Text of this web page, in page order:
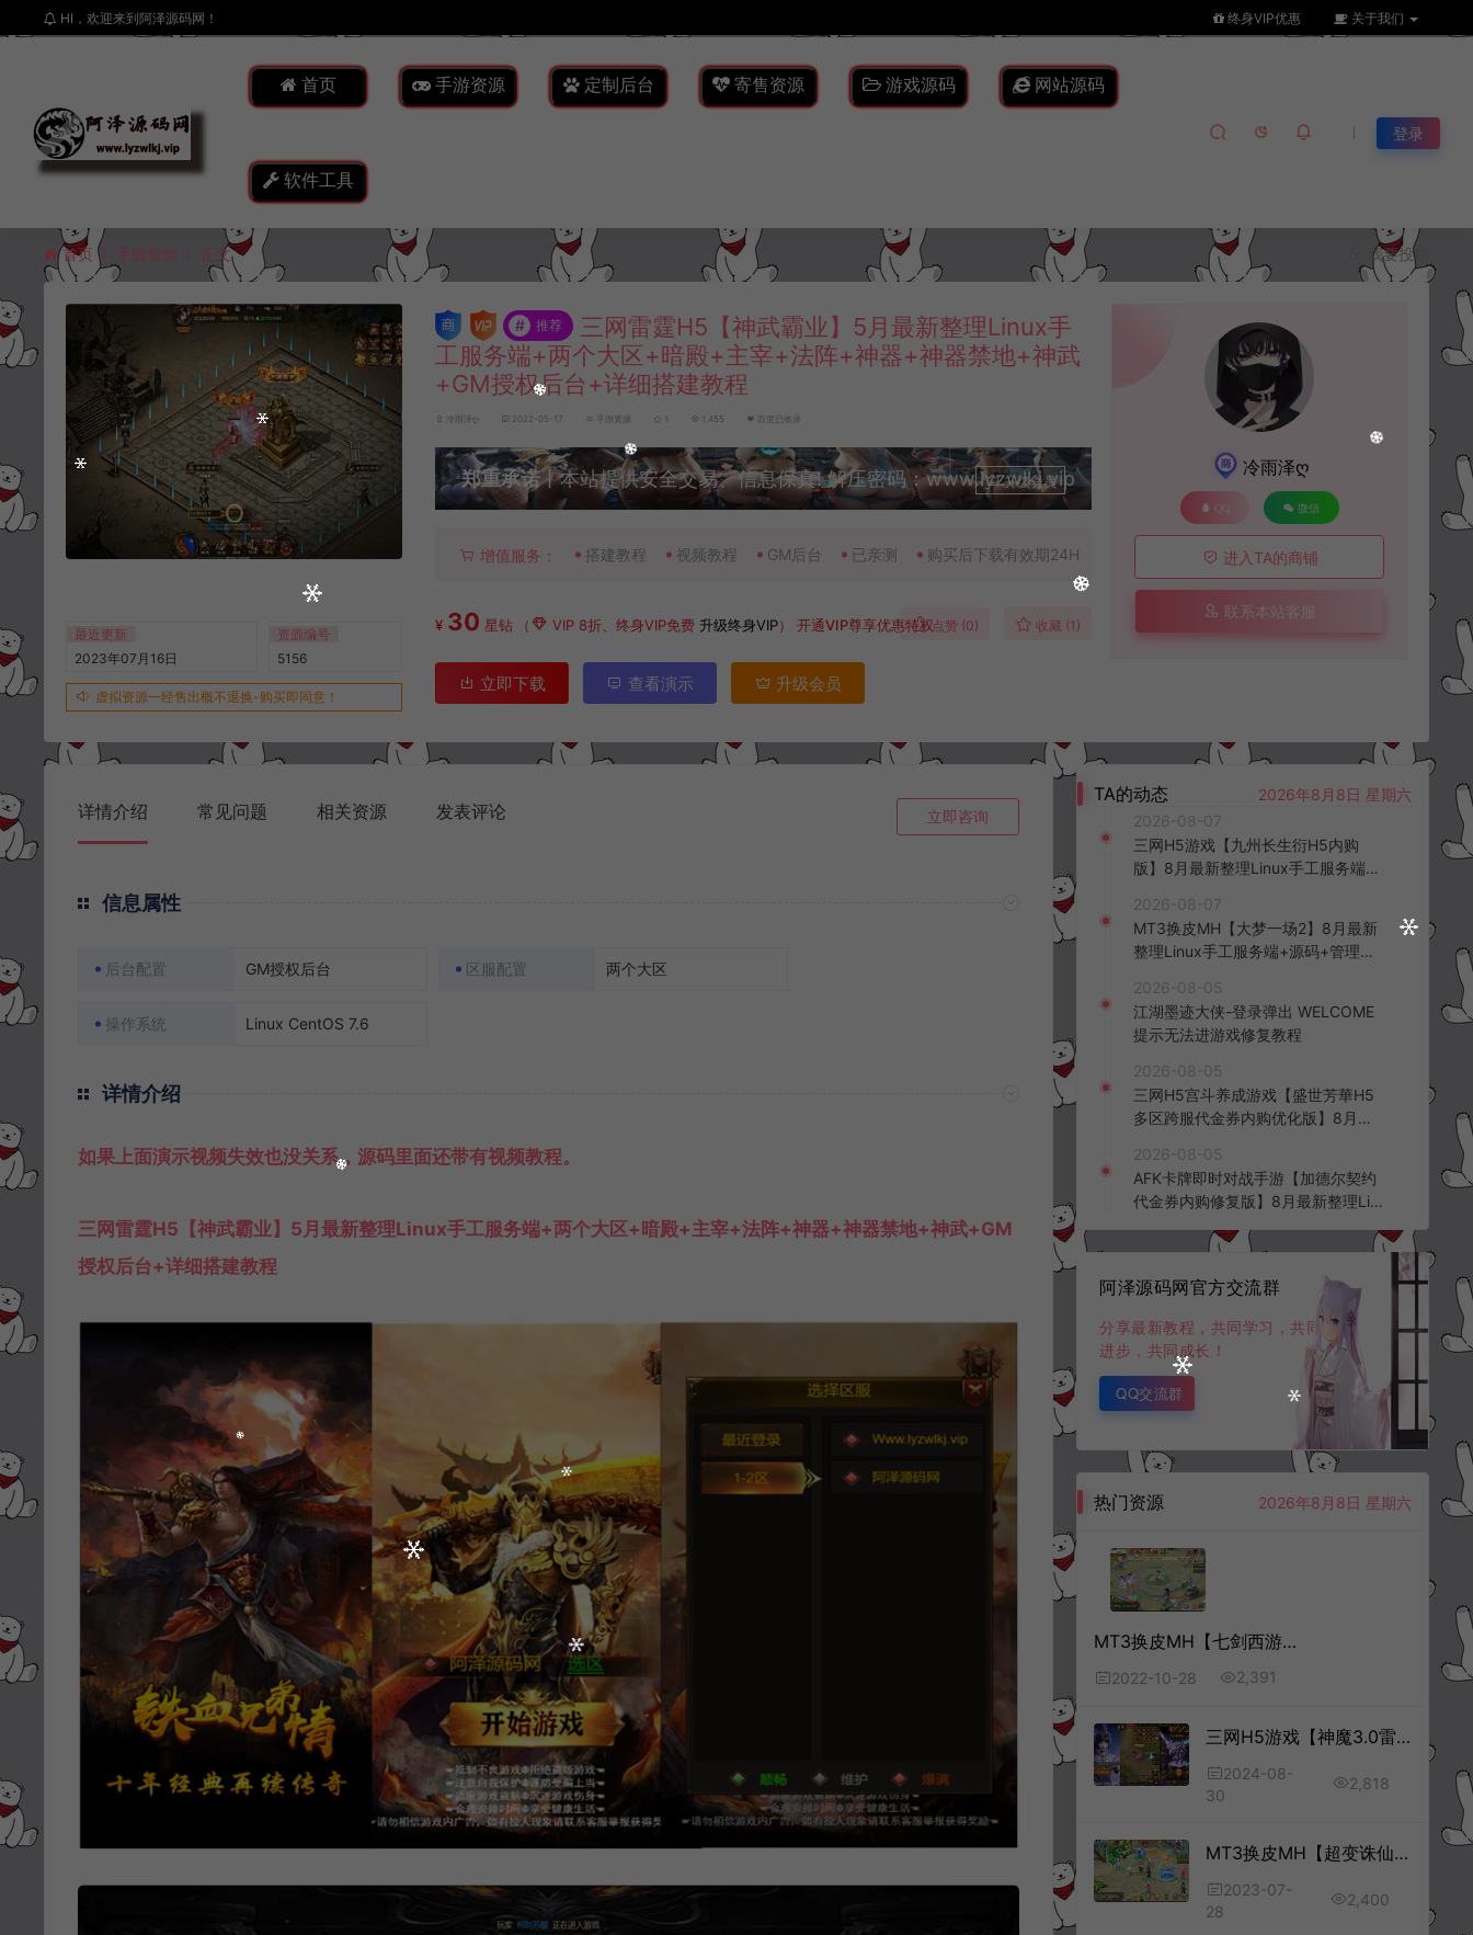
HI，欢迎来到阿泽源码网！ 终身VIP优惠 关于我们
首页 手游资源 定制后台 寄售资源 游戏源码 网站源码
软件工具
登录
首页 手游资源 正文 我要投稿
最近更新
2023年07月16日
资源编号
5156
虚拟资源一经售出概不退换-购买即同意！
# 推荐
三网雷霆H5【神武霸业】5月最新整理Linux手
工服务端+两个大区+暗殿+主宰+法阵+神器+神器禁地+神武
+GM授权后台+详细搭建教程
冷雨泽ღ 2022-05-17 手游资源 1 1,455 百度已收录
郑重承诺丨本站提供安全交易、信息保真! 解压密码：www.lyzwlkj.vip
升级会员
增值服务： 搭建教程 视频教程 GM后台 已亲测 购买后下载有效期24H
¥ 30 星钻 （ VIP 8折、终身VIP免费 升级终身VIP）开通VIP尊享优惠特权点赞 (0) 收藏 (1)
立即下载 查看演示 升级会员
冷雨泽ღ
QQ 微信
进入TA的商铺
联系本站客服
详情介绍 常见问题 相关资源 发表评论 立即咨询
信息属性
后台配置 GM授权后台 区服配置 两个大区
操作系统 Linux CentOS 7.6
详情介绍
如果上面演示视频失效也没关系，源码里面还带有视频教程。
三网雷霆H5【神武霸业】5月最新整理Linux手工服务端+两个大区+暗殿+主宰+法阵+神器+神器禁地+神武+GM
授权后台+详细搭建教程
TA的动态
2026年8月8日 星期六
2026-08-07
三网H5游戏【九州长生衍H5内购
版】8月最新整理Linux手工服务端
客户端+详细搭建教程+视频教程
2026-08-07
MT3换皮MH【大梦一场2】8月最新
整理Linux手工服务端+源码+管理后
频教程
2026-08-05
江湖墨迹大侠-登录弹出 WELCOME
提示无法进游戏修复教程
2026-08-05
三网H5宫斗养成游戏【盛世芳華H5
多区跨服代金券内购优化版】8月最
台+全资源安卓+详细搭建教程+视频
教程
2026-08-05
AFK卡牌即时对战手游【加德尔契约
代金券内购修复版】8月最新整理Lin
K授权后台+安卓苹果双端+详细搭建
阿泽源码网官方交流群
分享最新教程，共同学习，共同
进步，共同成长！
QQ交流群
热门资源 2026年8月8日 星期六
MT3换皮MH【七剑西游】10月最新整理Linux手工服务端+管理后台+GM后台+福利后台+安卓苹果双端+详细搭建教程
2022-10-28 2,391
三网H5游戏【神魔3.0雷霆H5超变多区跨服版】8月最新整理Linux手工服务端+多区跨服+管理后台+GM分级授权后台+详细搭建教程+视频教程
2024-08-
30
2,818
MT3换皮MH【超变诛仙第二季】7月最新整理Linux手工服务端+管理后台+GM后台+安卓苹果双端+详细搭建教程+视频教程
2023-07-
28
2,400